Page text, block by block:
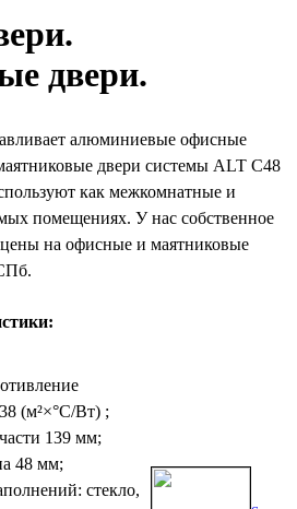
двери.
алюминиевые офисные
двери системы ALT C48
как межкомнатные и
помещениях. У нас собственное
на офисные и маятниковые
(м²×°С/Вт) ;
139 мм;
48 мм;
стекло,